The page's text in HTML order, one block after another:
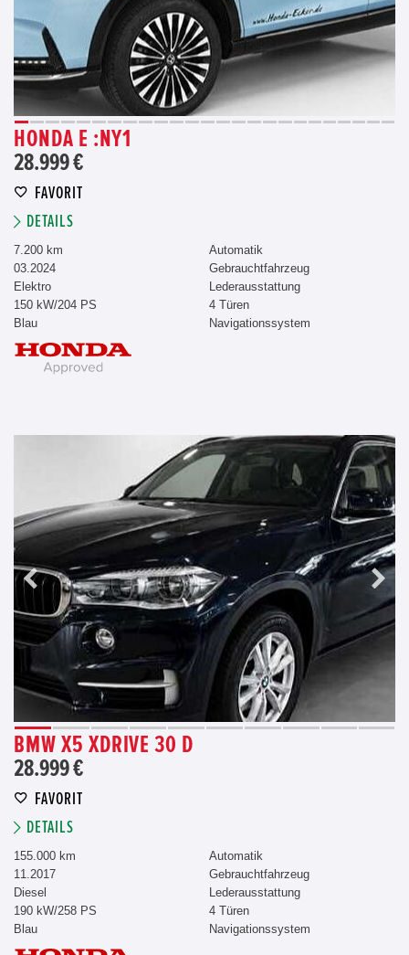
HONDA E :NY1
28.999 €
FAVORIT
DETAILS
7.200 km
03.2024
Elektro
150 kW/204 PS
Blau
Automatik
Gebrauchtfahrzeug
Lederausstattung
4 Türen
Navigationssystem
BMW X5 XDRIVE 30 D
28.999 €
FAVORIT
DETAILS
155.000 km
11.2017
Diesel
190 kW/258 PS
Blau
Automatik
Gebrauchtfahrzeug
Lederausstattung
4 Türen
Navigationssystem